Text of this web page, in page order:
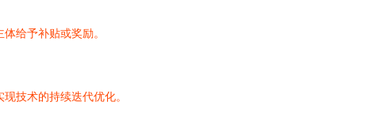
给予补贴或奖励。
技术的持续迭代优化。